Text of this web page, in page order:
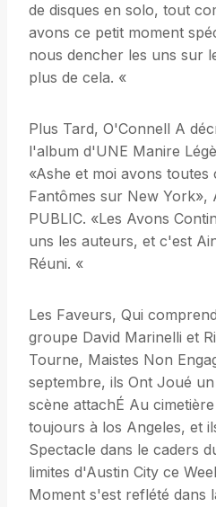
de disques en solo, tout
avons ce petit moment
nous dencher les uns sur
plus de cela. «
Plus Tard, O'Connell A
l'album d'UNE Manire
«Ashe et moi avons toutes
Fantômes sur New York»,
PUBLIC. «Les Avons
uns les auteurs, et c'est
Réuni. «
Les Faveurs, Qui
groupe David Marinelli et
Tourne, Maistes Non
septembre, ils Ont Joué
scène attachÉ Au
toujours à los Angeles, et
Spectacle dans le caders
limites d'Austin City ce
Moment s'est reflété dans